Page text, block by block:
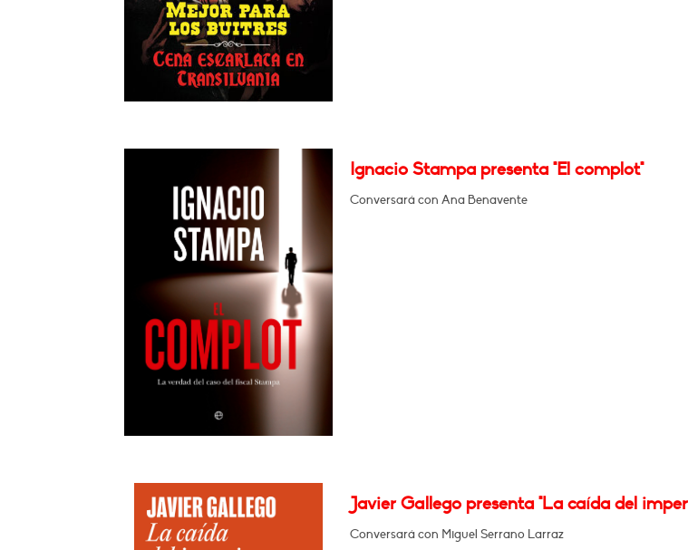
Ignacio Stampa presenta "El complot"
Conversará con Ana Benavente
Javier Gallego presenta "La caída del
Conversará con Miguel Serrano Larraz